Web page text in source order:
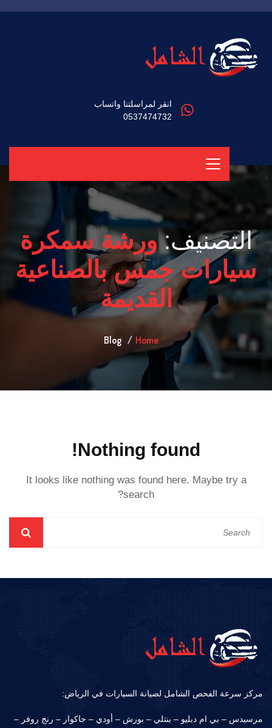
انقر لمراسلتنا واتساب
0537474732
التصنيف:ورشة سمكرة
سيارات جمس بالصناعية
القديمة
Home
Blog
Nothing found!
It looks like nothing was found here. Maybe try a
search?
مركز سرعة الفحص الشامل لصيانة السيارات في الرياض:
مرسيدس – بي ام دبليو – بنتلي – بورش – أودي – جاكوار – رنج روفر –